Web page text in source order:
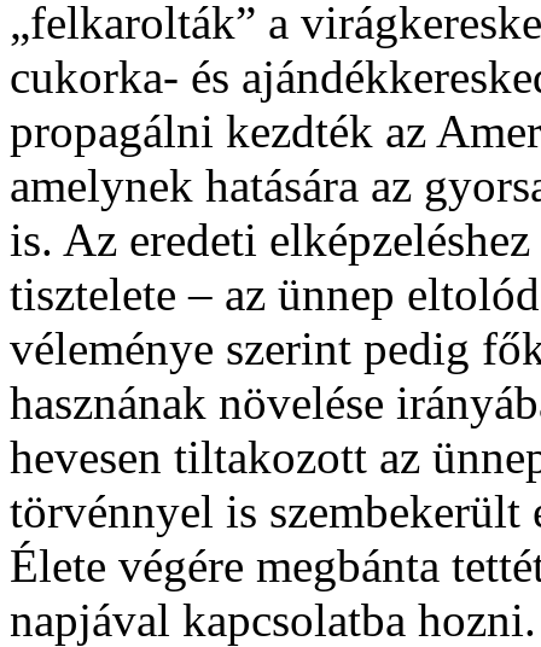
„felkarolták” a
cukorka- és
propagálni kezdték az
amelynek hatására az
is. Az eredeti
tisztelete – az ünnep
véleménye szerint pedig
hasznának növelése
hevesen tiltakozott az
törvénnyel is szembekerült
Élete végére megbánta
napjával kapcsolatba hozni.